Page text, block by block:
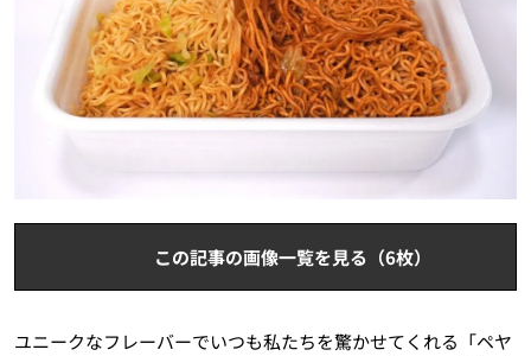
この記事の画像一覧を見る（6枚）
ユニークなフレーバーでいつも私たちを驚かせてくれる「ペヤ